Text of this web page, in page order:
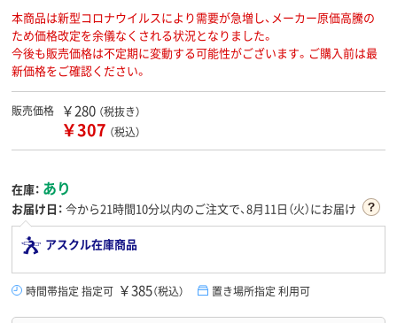
本商品は新型コロナウイルスにより需要が急増し、メーカー原価高騰の
ため価格改定を余儀なくされる状況となりました。
今後も販売価格は不定期に変動する可能性がございます。ご購入前は最
新価格をご確認ください。
販売価格 ￥280 （税抜き）
￥307 （税込）
在庫： あり
お届け日： 今から21時間10分以内のご注文で、8月11日（火）にお届け
アスクル在庫商品
時間帯指定 指定可 ￥385（税込） 置き場所指定 利用可